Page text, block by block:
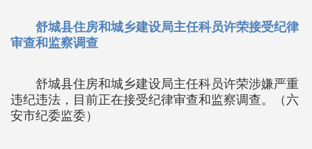
舒城县住房和城乡建设局主任科员许荣接受纪律
审查和监察调查
舒城县住房和城乡建设局主任科员许荣涉嫌严重
违纪违法，目前正在接受纪律审查和监察调查。（六
安市纪委监委）